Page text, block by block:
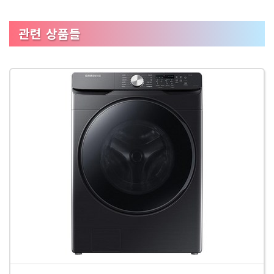
관련 상품들